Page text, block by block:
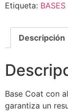
Etiqueta: BASES
Descripción
Base Coat con
garantiza un